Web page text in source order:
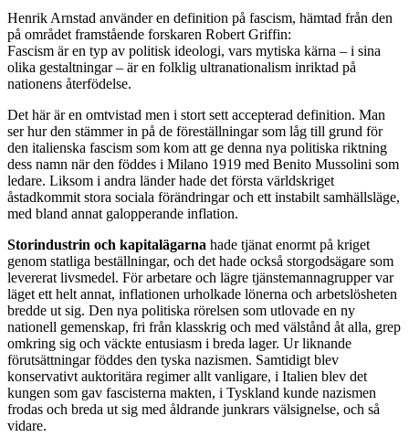
Henrik Arnstad använder en definition på fascism, hämtad från den
på området framstående forskaren Robert Griffin:
Fascism är en typ av politisk ideologi, vars mytiska kärna – i sina
olika gestaltningar – är en folklig ultranationalism inriktad på
nationens återfödelse.
Det här är en omtvistad men i stort sett accepterad definition. Man
ser hur den stämmer in på de föreställningar som låg till grund för
den italienska fascism som kom att ge denna nya politiska riktning
dess namn när den föddes i Milano 1919 med Benito Mussolini som
ledare. Liksom i andra länder hade det första världskriget
åstadkommit stora sociala förändringar och ett instabilt samhällsläge,
med bland annat galopperande inflation.
Storindustrin och kapitalägarna hade tjänat enormt på kriget
genom statliga beställningar, och det hade också storgodsägare som
levererat livsmedel. För arbetare och lägre tjänstemannagrupper var
läget ett helt annat, inflationen urholkade lönerna och arbetslösheten
bredde ut sig. Den nya politiska rörelsen som utlovade en ny
nationell gemenskap, fri från klasskrig och med välstånd åt alla, grep
omkring sig och väckte entusiasm i breda lager. Ur liknande
förutsättningar föddes den tyska nazismen. Samtidigt blev
konservativt auktoritära regimer allt vanligare, i Italien blev det
kungen som gav fascisterna makten, i Tyskland kunde nazismen
frodas och breda ut sig med åldrande junkrars välsignelse, och så
vidare.